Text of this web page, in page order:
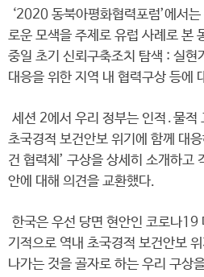
‘2020 동북아평화협력포럼’에서
로운 모색을 주제로 유럽 사례로 본
중일 초기 신뢰구축조치 탐색 : 실현
대응을 위한 지역 내 협력구상 등에
세션 2에서 우리 정부는 인적․물적
초국경적 보건안보 위기에 함께 대
건 협력체’ 구상을 상세히 소개하고
안에 대해 의견을 교환했다.
한국은 우선 당면 현안인 코로나19
기적으로 역내 초국경적 보건안보
나가는 것을 골자로 하는 우리 구상